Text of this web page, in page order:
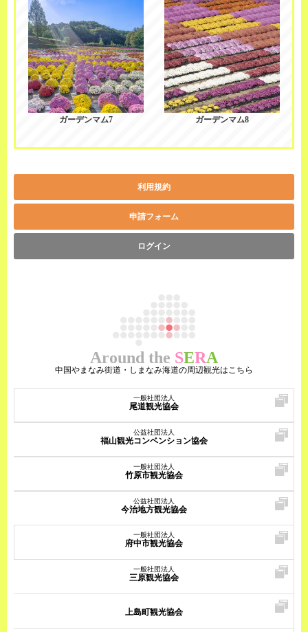
ガーデンマム7 ガーデンマム8
利用規約
申請フォーム
ログイン
Around the SERA
中国やまなみ街道・しまなみ海道の周辺観光はこちら
一般社団法人
尾道観光協会
公益社団法人
福山観光コンベンション協会
一般社団法人
竹原市観光協会
公益社団法人
今治地方観光協会
一般社団法人
府中市観光協会
一般社団法人
三原観光協会
上島町観光協会